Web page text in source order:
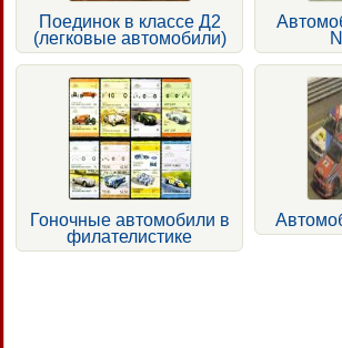
Поединок в классе Д2
(легковые автомобили)
Гоночные автомобили в
филателистике